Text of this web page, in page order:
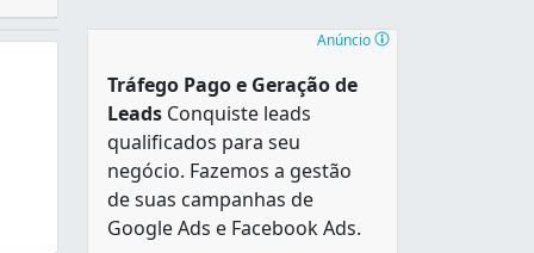
Anúncio
Tráfego Pago e Geração de
Leads Conquiste leads
qualificados para seu
negócio. Fazemos a gestão
de suas campanhas de
Google Ads e Facebook Ads.